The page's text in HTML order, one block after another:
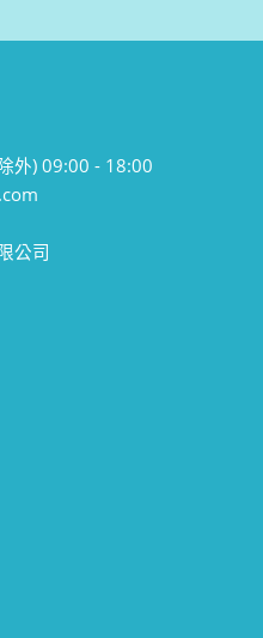
外) 09:00 - 18:00
公司